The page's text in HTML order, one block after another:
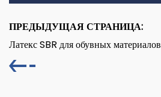
ПРЕДЫДУЩАЯ СТРАНИЦА:
Латекс SBR для обувных материалов